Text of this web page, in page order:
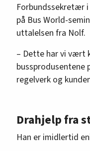
Forbundssekretær
på Bus World-
uttalelsen fra Nolf.
– Dette har vi vært
bussprodusentene
regelverk og
Drahjelp fra
Han er imidlertid